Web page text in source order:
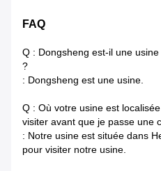
FAQ
Q : Dongsheng est-il une
?
: Dongsheng est une usine.
Q : Où votre usine est
visiter avant que je passe une
: Notre usine est située dans
pour visiter notre usine.